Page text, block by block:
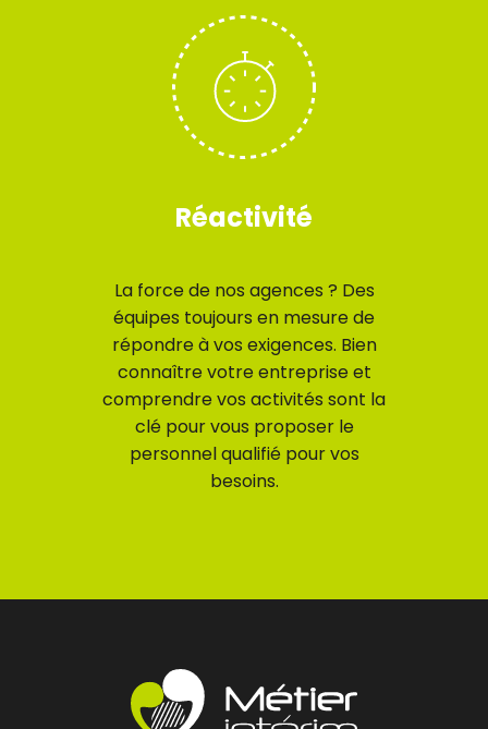
Réactivité
La force de nos agences ? Des
équipes toujours en mesure de
répondre à vos exigences. Bien
connaître votre entreprise et
comprendre vos activités sont la
clé pour vous proposer le
personnel qualifié pour vos
besoins.